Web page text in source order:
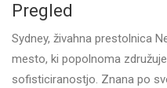
Pregled
Sydney, živahna prestolnica
mesto, ki popolnoma
sofisticiranostjo. Znana po